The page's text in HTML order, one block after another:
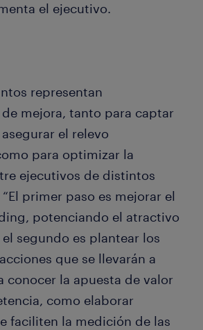
el ejecutivo.
representan
mejora, tanto para captar
el relevo
para optimizar la
ejecutivos de distintos
primer paso es mejorar el
potenciando el atractivo
segundo es plantear los
que se llevarán a
conocer la apuesta de valor
como elaborar
faciliten la medición de las